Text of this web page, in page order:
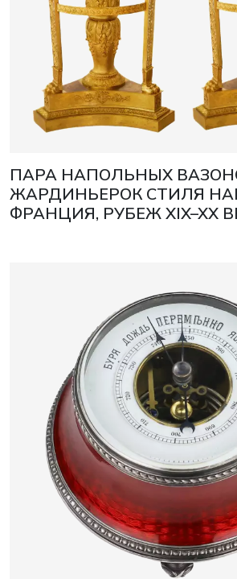
ПАРА НАПОЛЬНЫХ
ЖАРДИНЬЕРОК СТИЛЯ
ФРАНЦИЯ, РУБЕЖ XIX–XX